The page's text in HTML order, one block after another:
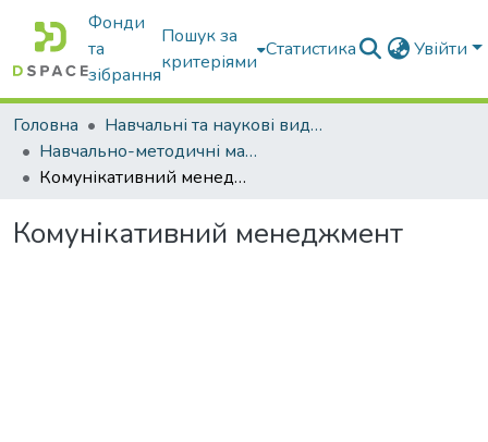
Фонди
та
зібрання
Пошук за
критеріями
Статистика Увійти
Головна
Навчальні та наукові видання
Навчально-методичні матеріали
Комунікативний менеджмент
Комунікативний менеджмент